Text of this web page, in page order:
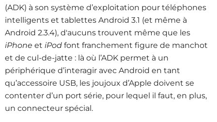
(ADK) à son système d’exploitation pour téléphones
intelligents et tablettes Android 3.1 (et même à
Android 2.3.4), d'aucuns trouvent même que les
iPhone et iPod font franchement figure de manchot
et de cul-de-jatte : là où l’ADK permet à un
périphérique d’interagir avec Android en tant
qu’accessoire USB, les joujoux d’Apple doivent se
contenter d’un port série, pour lequel il faut, en plus,
un connecteur spécial.